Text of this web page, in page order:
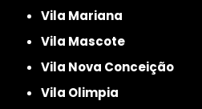
Vila Mariana
Vila Mascote
Vila Nova Conceição
Vila Olimpia